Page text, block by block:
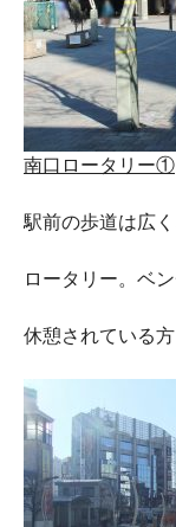
南口ロータリー①
駅前の歩道は広
ロータリー。ベ
休憩されている